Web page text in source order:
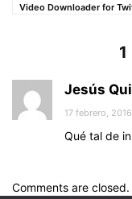
Video Downloader for
Jesús
17 febrero,
Qué tal de
Comments are closed.